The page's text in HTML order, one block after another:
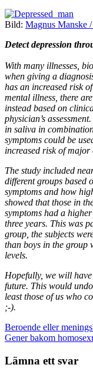
Bild: Magnus Manske
Detect depression
With many illnesses,
when giving a
has an increased risk
mental illness, there
instead based on
physician’s
in saliva in
symptoms could be
increased risk of major
The study included
different groups based
symptoms and how
showed that those in
symptoms had a
three years. This was
group, the subjects
than boys in the group
levels.
Hopefully, we will
future. This would
least those of us who
;-).
Beroende eller
Gener bakom
Lämna ett svar